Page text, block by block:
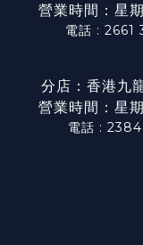
營業時間：星
電話 : 2661
分店：香港九
營業時間：星
電話 :